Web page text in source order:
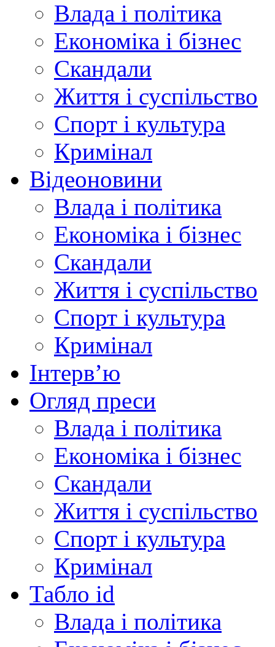
Влада і політика
Економіка і бізнес
Скандали
Життя і суспільство
Спорт і культура
Кримінал
Відеоновини
Влада і політика
Економіка і бізнес
Скандали
Життя і суспільство
Спорт і культура
Кримінал
Інтерв’ю
Огляд преси
Влада і політика
Економіка і бізнес
Скандали
Життя і суспільство
Спорт і культура
Кримінал
Табло id
Влада і політика